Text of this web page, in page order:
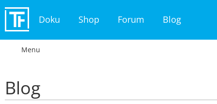
Doku Shop Forum Blog
Menu
Blog